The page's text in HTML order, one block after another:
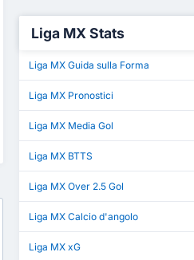
Liga MX Stats
Liga MX Guida sulla Forma
Liga MX Pronostici
Liga MX Media Gol
Liga MX BTTS
Liga MX Over 2.5 Gol
Liga MX Calcio d'angolo
Liga MX xG